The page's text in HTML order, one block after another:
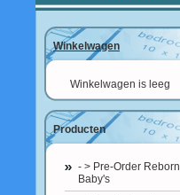
Winkelwagen
Winkelwagen is leeg
Producten
- > Pre-Order Reborn
Baby's